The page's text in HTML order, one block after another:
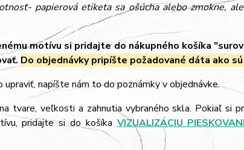
papierová etiketa sa ošúcha alebo zmokne,
motívu si pridajte do nákupného košíka
Do objednávky pripíšte požadované dáta ako
napíšte nám to do poznámky v objednávke.
tvare, veľkosti a zahnutia vybraného skla. Pokiaľ si
pridajte si do košíka VIZUALIZÁCIU